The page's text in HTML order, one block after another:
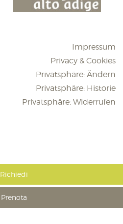
Impressum
Privacy & Cookies
Privatsphäre: Ändern
Privatsphäre: Historie
Privatsphäre: Widerrufen
Richiedi
Prenota